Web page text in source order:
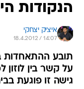
הנקודות
איציק יצחקי
18.4.2012 / 14:07
תובע ההתאחדות
על קשר בין לוזון
גישה זו פוגעת